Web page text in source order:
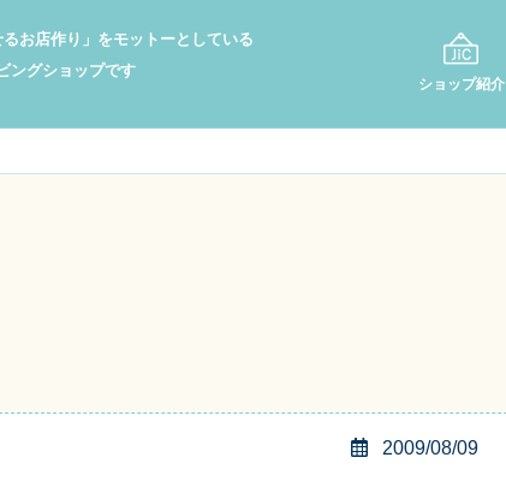
お店作り」をモットーとしている
ングショップです
ショップ紹介
2009/08/09